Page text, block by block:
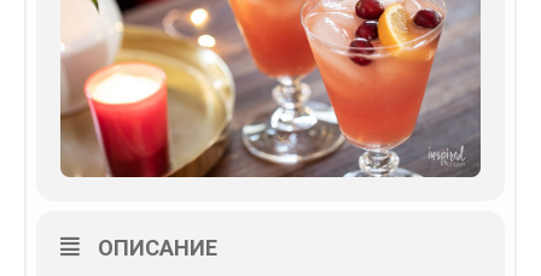
ОПИСАНИЕ